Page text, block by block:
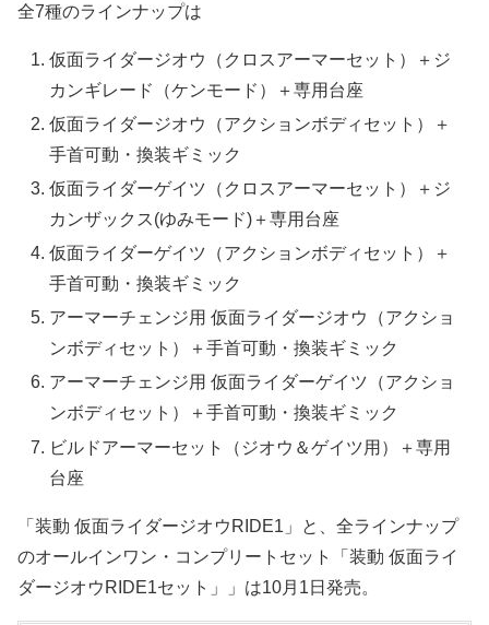
全7種のラインナップは
仮面ライダージオウ（クロスアーマーセット）＋ジ
カンギレード（ケンモード）＋専用台座
仮面ライダージオウ（アクションボディセット）＋
手首可動・換装ギミック
仮面ライダーゲイツ（クロスアーマーセット）＋ジ
カンザックス(ゆみモード)＋専用台座
仮面ライダーゲイツ（アクションボディセット）＋
手首可動・換装ギミック
アーマーチェンジ用 仮面ライダージオウ（アクショ
ンボディセット）＋手首可動・換装ギミック
アーマーチェンジ用 仮面ライダーゲイツ（アクショ
ンボディセット）＋手首可動・換装ギミック
ビルドアーマーセット（ジオウ＆ゲイツ用）＋専用
台座
「装動 仮面ライダージオウRIDE1」と、全ラインナップ
のオールインワン・コンプリートセット「装動 仮面ライ
ダージオウRIDE1セット」」は10月1日発売。